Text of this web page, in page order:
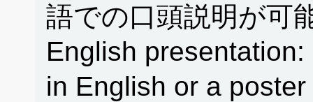
語での口頭説明が可
English
in English or a